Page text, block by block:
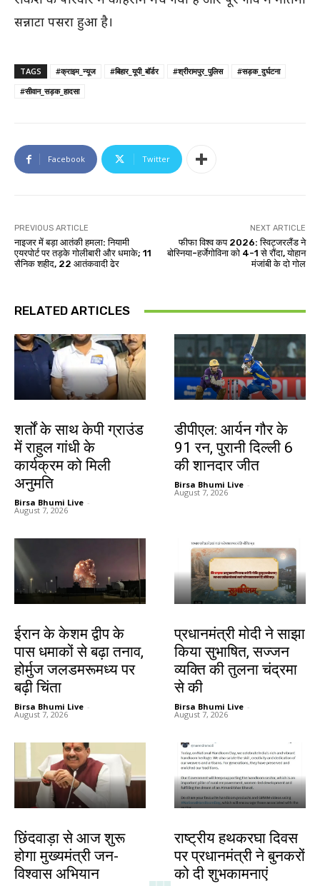
सन्नाटा पसरा हुआ है।
TAGS #क्राइम_न्यूज #बिहार_यूपी_बॉर्डर #श्रीरामपुर_पुलिस
#सड़क_दुर्घटना
#सीवान_सड़क_हादसा
Facebook Twitter
PREVIOUS ARTICLE
नाइजर में बड़ा आतंकी हमला: नियामी
एयरपोर्ट पर तड़के गोलीबारी और धमाके; 11
सैनिक शहीद, 22 आतंकवादी ढेर
NEXT ARTICLE
फीफा विश्व कप 2026: स्विट्जरलैंड ने
बोस्निया-हर्जेगोविना को 4-1 से रौंदा, योहान
मंजांबी के दो गोल
RELATED ARTICLES
शर्तों के साथ केपी ग्राउंड
में राहुल गांधी के
कार्यक्रम को मिली
अनुमति
Birsa Bhumi Live -
August 7, 2026
डीपीएल: आर्यन गौर के
91 रन, पुरानी दिल्ली 6
की शानदार जीत
Birsa Bhumi Live -
August 7, 2026
ईरान के केशम द्वीप के
पास धमाकों से बढ़ा तनाव,
होर्मुज जलडमरूमध्य पर
बढ़ी चिंता
Birsa Bhumi Live -
August 7, 2026
प्रधानमंत्री मोदी ने साझा
किया सुभाषित, सज्जन
व्यक्ति की तुलना चंद्रमा
से की
Birsa Bhumi Live -
August 7, 2026
छिंदवाड़ा से आज शुरू
होगा मुख्यमंत्री जन-
विश्वास अभियान
राष्ट्रीय हथकरघा दिवस
पर प्रधानमंत्री ने बुनकरों
को दी शुभकामनाएं